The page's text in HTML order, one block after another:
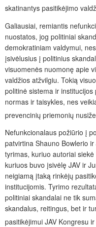
skatinantys pasitikėjimo
Galiausiai, remiantis
nuostatos, jog politiniai
demokratiniam valdymui,
įsivėlusius į politinius
visuomenės nuomonę apie
valdžios atžvilgiu. Tokią
politinė sistema ir
normas ir taisykles, nes
prevencinių priemonių
Nefunkcionalaus požiūrio į
patvirtina Shauno Bowlerio
tyrimas, kuriuo autoriai
kuriuos buvo įsivėlę JAV ir
neigiamą įtaką rinkėjų
institucijomis. Tyrimo
politiniai skandalai ne tik
skandalus, reitingus, bet ir
pasitikėjimui JAV Kongresu